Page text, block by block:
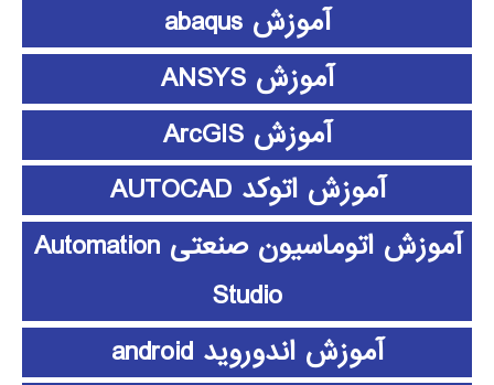
آموزش abaqus
آموزش ANSYS
آموزش ArcGIS
آموزش اتوکد AUTOCAD
آموزش اتوماسیون صنعتی Automation
Studio
آموزش اندوروید android